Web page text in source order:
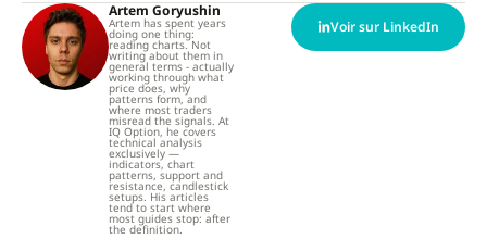
Artem Goryushin
Artem has spent years
doing one thing:
reading charts. Not
writing about them in
general terms - actually
working through what
price does, why
patterns form, and
where most traders
misread the signals. At
IQ Option, he covers
technical analysis
exclusively —
indicators, chart
patterns, support and
resistance, candlestick
setups. His articles
tend to start where
most guides stop: after
the definition.
Voir sur LinkedIn